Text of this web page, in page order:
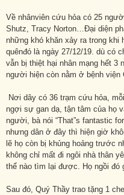
Về nhânviên cứu hỏa có 25
Shutz, Tracy Norton…Đại diện
những khó khăn xảy ra trong khi
quênđó là ngày 27/12/19. dù có
vẫn bị thiệt hại nhân mạng hết
người hiện còn nằm ở bệnh viện
Nơi dây có 36 trạm cứu hỏa,
ngợi sự gan dạ, tận tâm của họ
người, bà nói “That”s fantastic
nhưng dân ở đây thì hiện giờ
lẽ họ còn bị khủng hoảng trước
không chỉ mất đi ngôi nhà thân
thể nào tìm lại được. Họ ngồi đó
Sau đó, Quý Thầy trao tặng 1